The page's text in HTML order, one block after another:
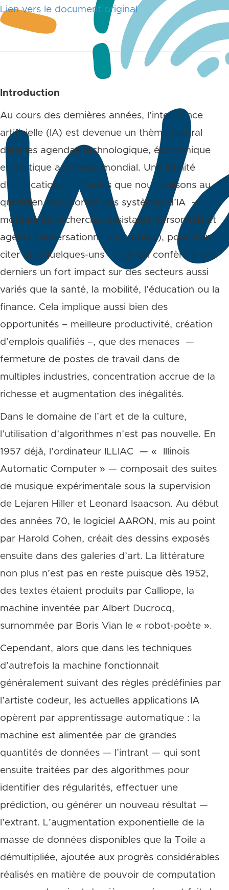
Lien vers le document original
Introduction
Au cours des dernières années, l’intelligence
artificielle (IA) est devenue un thème central
dans les agendas technologique, économique
et politique au niveau mondial. Une infinité
d’applications et d’outils que nous utilisons au
quotidien incorporent des systèmes d’IA —
moteurs de recherche, assistants personnels et
agents conversationnels (chatbots), pour n’en
citer que quelques-uns — ce qui confère à ces
derniers un fort impact sur des secteurs aussi
variés que la santé, la mobilité, l’éducation ou la
finance. Cela implique aussi bien des
opportunités – meilleure productivité, création
d’emplois qualifiés –, que des menaces —
fermeture de postes de travail dans de
multiples industries, concentration accrue de la
richesse et augmentation des inégalités.
Dans le domaine de l’art et de la culture,
l’utilisation d’algorithmes n’est pas nouvelle. En
1957 déjà, l’ordinateur ILLIAC — « Illinois
Automatic Computer » — composait des suites
de musique expérimentale sous la supervision
de Lejaren Hiller et Leonard Isaacson. Au début
des années 70, le logiciel AARON, mis au point
par Harold Cohen, créait des dessins exposés
ensuite dans des galeries d’art. La littérature
non plus n’est pas en reste puisque dès 1952,
des textes étaient produits par Calliope, la
machine inventée par Albert Ducrocq,
surnommée par Boris Vian le « robot-poète ».
Cependant, alors que dans les techniques
d’autrefois la machine fonctionnait
généralement suivant des règles prédéfinies par
l’artiste codeur, les actuelles applications IA
opèrent par apprentissage automatique : la
machine est alimentée par de grandes
quantités de données — l’intrant — qui sont
ensuite traitées par des algorithmes pour
identifier des régularités, effectuer une
prédiction, ou générer un nouveau résultat —
l’extrant. L’augmentation exponentielle de la
masse de données disponibles que la Toile a
démultipliée, ajoutée aux progrès considérables
réalisés en matière de pouvoir de computation